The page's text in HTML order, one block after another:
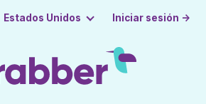
Estados Unidos Iniciar sesión →